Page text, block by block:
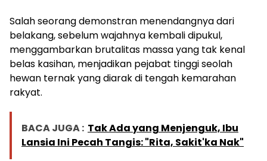
Salah seorang demonstran menendangnya dari
belakang, sebelum wajahnya kembali dipukul,
menggambarkan brutalitas massa yang tak kenal
belas kasihan, menjadikan pejabat tinggi seolah
hewan ternak yang diarak di tengah kemarahan
rakyat.
BACA JUGA : Tak Ada yang Menjenguk, Ibu
Lansia Ini Pecah Tangis: "Rita, Sakit'ka Nak"